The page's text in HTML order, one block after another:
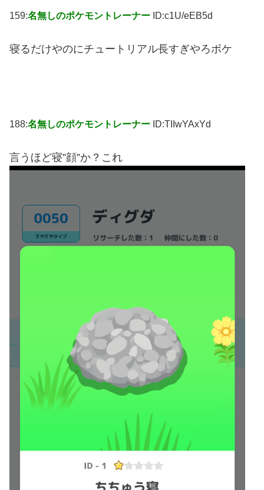
159:名無しのポケモントレーナー ID:c1U/eEB5d
寝るだけやのにチュートリアル長すぎやろボケ
188:名無しのポケモントレーナー ID:TIIwYAxYd
言うほど寝”顔”か？これ